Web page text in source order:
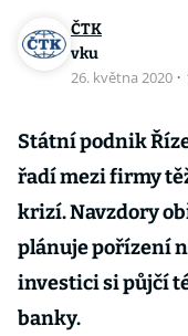
ČTK
vku
26. května 2020 ·
Státní podnik
řadí mezi firmy
krizí. Navzdory
plánuje pořízení
investici si půjčí
banky.